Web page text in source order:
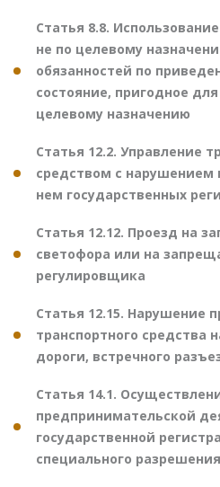
Статья 8.8.
не по целевому
обязанностей по
состояние, пригодное
целевому назначению
Статья 12.2. Управление
средством с нарушением
нем государственных
Статья 12.12. Проезд на
светофора или на
регулировщика
Статья 12.15. Нарушение
транспортного средства
дороги, встречного
Статья 14.1.
предпринимательской
государственной
специального